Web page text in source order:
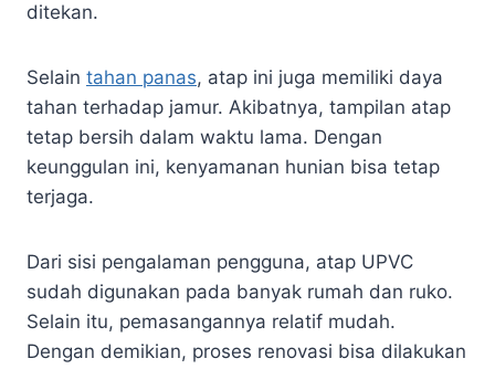
ditekan.
Selain tahan panas, atap ini juga memiliki daya
tahan terhadap jamur. Akibatnya, tampilan atap
tetap bersih dalam waktu lama. Dengan
keunggulan ini, kenyamanan hunian bisa tetap
terjaga.
Dari sisi pengalaman pengguna, atap UPVC
sudah digunakan pada banyak rumah dan ruko.
Selain itu, pemasangannya relatif mudah.
Dengan demikian, proses renovasi bisa dilakukan